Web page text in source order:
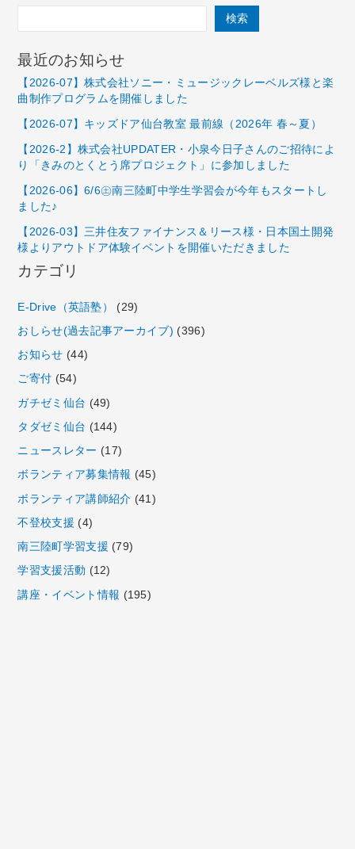
検索
最近のお知らせ
【2026-07】株式会社ソニー・ミュージックレーベルズ様と楽
曲制作プログラムを開催しました
【2026-07】キッズドア仙台教室 最前線（2026年 春～夏）
【2026-2】株式会社UPDATER・小泉今日子さんのご招待によ
り「きみのとくとう席プロジェクト」に参加しました
【2026-06】6/6㊏南三陸町中学生学習会が今年もスタートし
ました♪
【2026-03】三井住友ファイナンス＆リース様・日本国土開発
様よりアウトドア体験イベントを開催いただきました
カテゴリ
E-Drive（英語塾） (29)
おしらせ(過去記事アーカイブ) (396)
お知らせ (44)
ご寄付 (54)
ガチゼミ仙台 (49)
タダゼミ仙台 (144)
ニュースレター (17)
ボランティア募集情報 (45)
ボランティア講師紹介 (41)
不登校支援 (4)
南三陸町学習支援 (79)
学習支援活動 (12)
講座・イベント情報 (195)